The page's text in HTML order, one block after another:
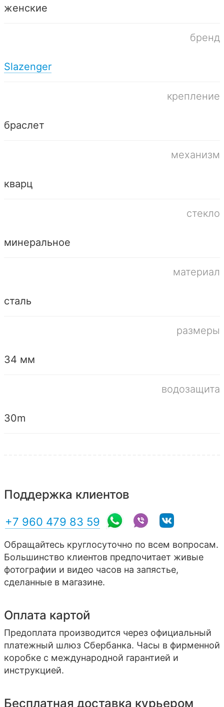
женские
бренд
Slazenger
крепление
браслет
механизм
кварц
стекло
минеральное
материал
сталь
размеры
34 мм
водозащита
30m
Поддержка клиентов
+7 960 479 83 59
Обращайтесь круглосуточно по всем вопросам.
Большинство клиентов предпочитает живые
фотографии и видео часов на запястье,
сделанные в магазине.
Оплата картой
Предоплата производится через официальный
платежный шлюз Сбербанка. Часы в фирменной
коробке с международной гарантией и
инструкцией.
Бесплатная доставка курьером